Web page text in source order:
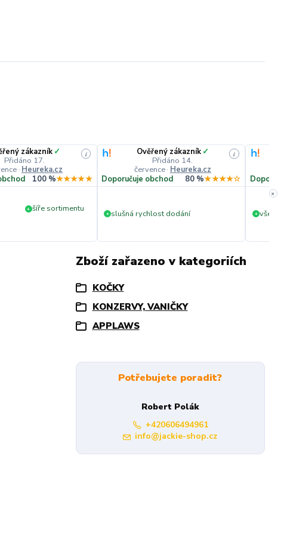
zákazník ✓
Přidáno 17.
· Heureka.cz
i
100 %★★★★★
+ šíře sortimentu
Ověřený zákazník ✓
Přidáno 14.
července· Heureka.cz
i
Doporučuje obchod 80 %★★★★☆
+ slušná rychlost dodání + vše v
»
Zboží zařazeno v kategoriích
KOČKY
KONZERVY, VANIČKY
APPLAWS
Potřebujete poradit?
Robert Polák
+420606494961
info@jackie-shop.cz